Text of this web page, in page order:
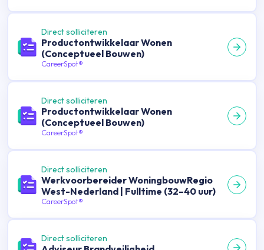
Direct solliciteren
Productontwikkelaar Wonen
(Conceptueel Bouwen)
CareerSpot®
Direct solliciteren
Productontwikkelaar Wonen
(Conceptueel Bouwen)
CareerSpot®
Direct solliciteren
Werkvoorbereider WoningbouwRegio
West-Nederland | Fulltime (32–40 uur)
CareerSpot®
Direct solliciteren